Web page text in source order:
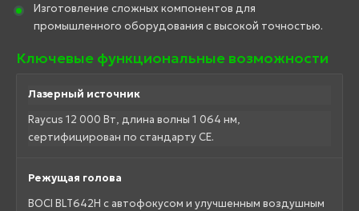
Изготовление сложных компонентов для
промышленного оборудования с высокой точностью.
Ключевые функциональные возможности
Лазерный источник
Raycus 12 000 Вт, длина волны 1 064 нм,
сертифицирован по стандарту CE.
Режущая голова
BOCI BLT642H с автофокусом и улучшенным воздушным